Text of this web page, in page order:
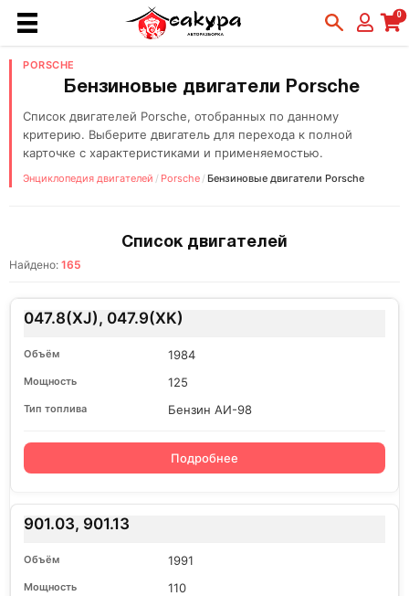
0
PORSCHE
Бензиновые двигатели Porsche
Список двигателей Porsche, отобранных по данному
критерию. Выберите двигатель для перехода к полной
карточке с характеристиками и применяемостью.
Энциклопедия двигателей / Porsche / Бензиновые двигатели Porsche
Список двигателей
Найдено: 165
047.8(XJ), 047.9(XK)
1984
125
Бензин АИ-98
Подробнее
901.03, 901.13
1991
110